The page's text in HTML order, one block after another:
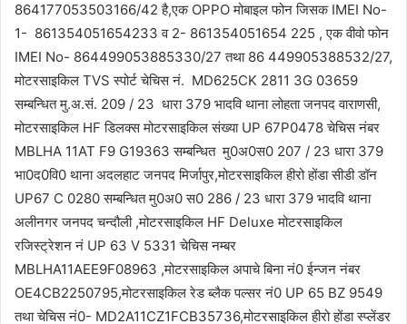
864177053503166/42 है,एक OPPO मोबाइल फोन जिसक IMEI No-
1- 861354051654233 व 2- 861354051654 225 , एक वीवो फोन
IMEI No- 864499053885330/27 तथा 86 449905388532/27,
मोटरसाइकिल TVS स्पोर्ट चेचिस नं. MD625CK 2811 3G 03659
सम्बन्धित मु.अ.सं. 209 / 23 धारा 379 भादवि थाना लोहता जनपद वाराणसी,
मोटरसाइकिल HF डिलक्स मोटरसाइकिल संख्या UP 67P0478 चेचिस नंबर
MBLHA 11AT F9 G19363 सम्बन्धित मु0अ0स0 207 / 23 धारा 379
भा0द0वि0 थाना अदलहाट जनपद मिर्जापुर,मोटरसाइकिल हीरो होंडा सीडी डॉन
UP67 C 0280 सम्बन्धित मु0अ0 स0 286 / 23 धारा 379 भादवि थाना
अलीनगर जनपद चन्दौली ,मोटरसाइकिल HF Deluxe मोटरसाइकिल
रजिस्ट्रेशन नं UP 63 V 5331 चेचिस नम्बर
MBLHA11AEE9F08963 ,मोटरसाइकिल अपाचे बिना नं0 ईन्जन नंबर
OE4CB2250795,मोटरसाइकिल रेड ब्लैक पल्सर नं0 UP 65 BZ 9549
तथा चेचिस नं0- MD2A11CZ1FCB35736,मोटरसाइकिल हीरो होंडा स्प्लेंडर